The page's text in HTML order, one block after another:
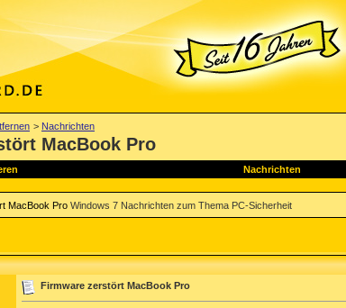
> Nachrichten
MacBook Pro
Nachrichten
MacBook Pro Windows 7 Nachrichten zum Thema PC-Sicherheit
Firmware zerstört MacBook Pro